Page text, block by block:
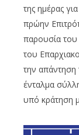
της ημέρας
πρώην
παρουσία του
του
την απάντηση
ένταλμα
υπό κράτηση